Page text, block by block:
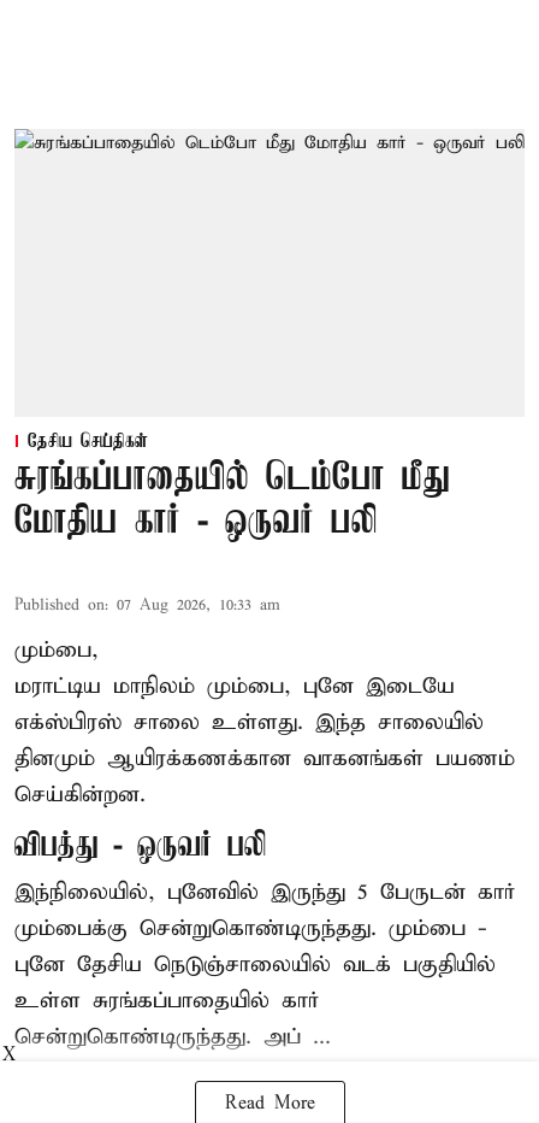
தேசிய செய்திகள்
சுரங்கப்பாதையில் டெம்போ மீது
மோதிய கார் - ஒருவர் பலி
Published on: 07 Aug 2026, 10:33 am
மும்பை,
மராட்டிய மாநிலம் மும்பை, புனே இடையே
எக்ஸ்பிரஸ் சாலை உள்ளது. இந்த சாலையில்
தினமும் ஆயிரக்கணக்கான வாகனங்கள் பயணம்
செய்கின்றன.
விபத்து - ஒருவர் பலி
இந்நிலையில், புனேவில் இருந்து 5 பேருடன் கார்
மும்பைக்கு சென்றுகொண்டிருந்தது. மும்பை -
புனே தேசிய நெடுஞ்சாலையில் வடக் பகுதியில்
உள்ள சுரங்கப்பாதையில் கார்
சென்றுகொண்டிருந்தது. அப் ...
Read More
X